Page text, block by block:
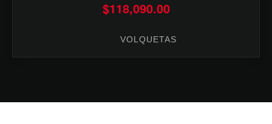
$118,090.00
VOLQUETAS
Categorías